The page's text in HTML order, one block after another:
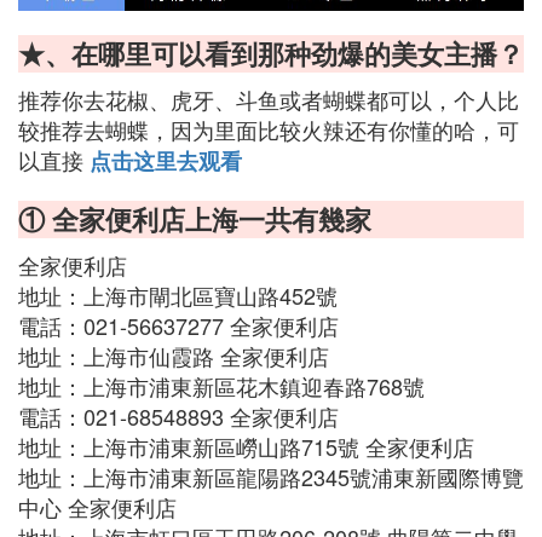
★、在哪里可以看到那种劲爆的美女主播？
推荐你去花椒、虎牙、斗鱼或者蝴蝶都可以，个人比
较推荐去蝴蝶，因为里面比较火辣还有你懂的哈，可
以直接 点击这里去观看
① 全家便利店上海一共有幾家
全家便利店
地址：上海市閘北區寶山路452號
電話：021-56637277 全家便利店
地址：上海市仙霞路 全家便利店
地址：上海市浦東新區花木鎮迎春路768號
電話：021-68548893 全家便利店
地址：上海市浦東新區嶗山路715號 全家便利店
地址：上海市浦東新區龍陽路2345號浦東新國際博覽
中心 全家便利店